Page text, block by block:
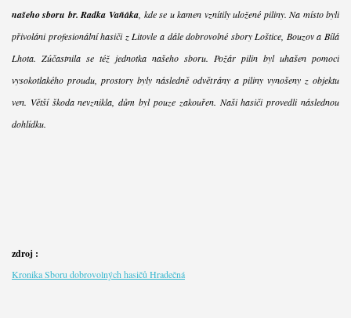
našeho sboru br. Radka Vaňáka , kde se u kamen vznítily uložené piliny. Na místo byli
přivoláni profesionální hasiči z Litovle a dále dobrovolné sbory Loštice, Bouzov a Bílá
Lhota. Zúčastnila se též jednotka našeho sboru. Požár pilin byl uhašen pomocí
vysokotlakého proudu, prostory byly následně odvětrány a piliny vynošeny z objektu
ven. Větší škoda nevznikla, dům byl pouze zakouřen. Naši hasiči provedli následnou
dohlídku.
zdroj :
Kronika Sboru dobrovolných hasičů Hradečná